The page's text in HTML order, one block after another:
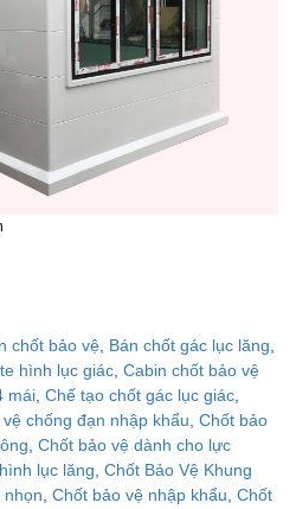
chốt bảo vệ, Bán chốt gác lục lăng,
hình lục giác, Cabin chốt bảo vệ
mái, Chế tạo chốt gác lục giác,
chống đạn nhập khẩu, Chốt bảo
, Chốt bảo vệ dành cho lực
lục lăng, Chốt Bảo Vệ Khung
nhọn, Chốt bảo vệ nhập khẩu, Chốt